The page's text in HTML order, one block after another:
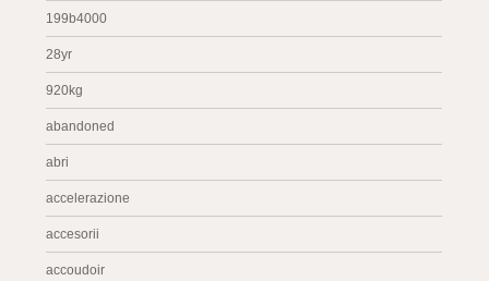
199b4000
28yr
920kg
abandoned
abri
accelerazione
accesorii
accoudoir